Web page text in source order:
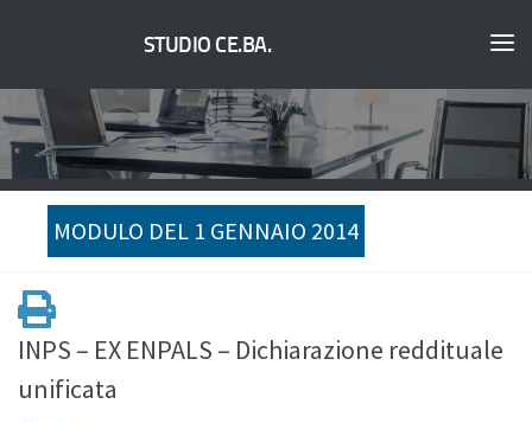
STUDIO CE.BA.
MODULO DEL 1 GENNAIO 2014
INPS – EX ENPALS – Dichiarazione reddituale
unificata